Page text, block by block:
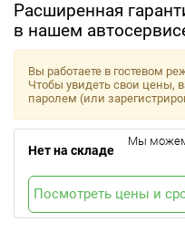
Расширенная
в нашем
Вы работаете в гостевом
Чтобы увидеть свои цены,
паролем (или
Нет на складе
Мы можем
Посмотреть цены и